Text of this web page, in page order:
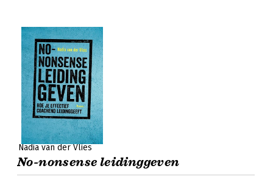
Nadia van der Vlies
No-nonsense leidinggeven